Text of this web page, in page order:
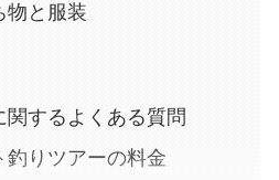
物と服装
するよくある質問
釣りツアーの料金